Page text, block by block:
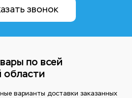
звонок
по всей
области
варианты доставки заказанных